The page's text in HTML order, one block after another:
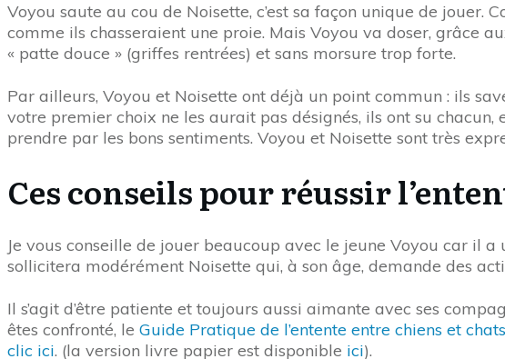
Voyou saute au cou de Noisette, c’est sa façon unique de jouer.
comme ils chasseraient une proie. Mais Voyou va doser, grâce
« patte douce » (griffes rentrées) et sans morsure trop forte.
Par ailleurs, Voyou et Noisette ont déjà un point commun : ils
votre premier choix ne les aurait pas désignés, ils ont su
prendre par les bons sentiments. Voyou et Noisette sont très
Ces conseils pour réussir
Je vous conseille de jouer beaucoup avec le jeune Voyou car il
sollicitera modérément Noisette qui, à son âge, demande des
Il s’agit d’être patiente et toujours aussi aimante avec ses
êtes confronté, le Guide Pratique de l’entente entre chiens et chats
clic ici. (la version livre papier est disponible ici).